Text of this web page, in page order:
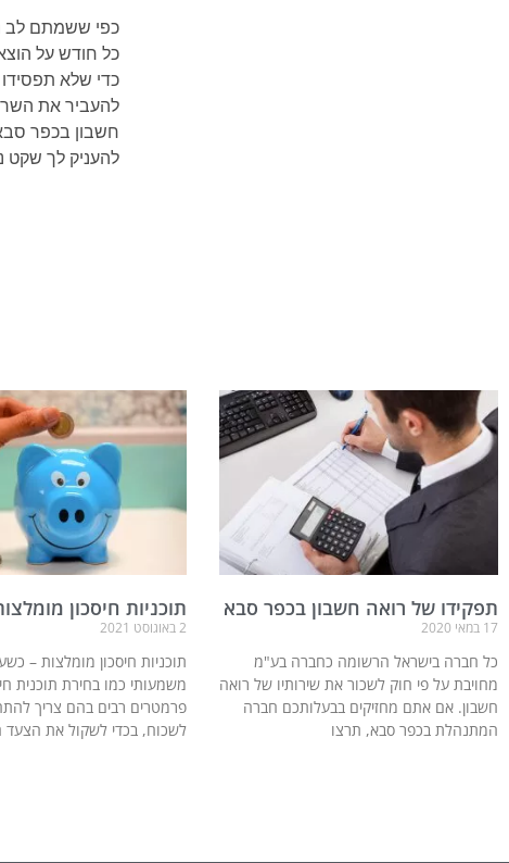
כפי ששמתם לב
כל חודש על
כדי שלא
להעביר את
חשבון בכפר
להעניק לך שקט
תפקידו של רואה חשבון בכפר סבא
17 במאי 2020
כל חברה בישראל הרשומה כחברה בע"מ
מחויבת על פי חוק לשכור את שירותיו של רואה
חשבון. אם אתם מחזיקים בבעלותכם חברה
המתנהלת בכפר סבא, תרצו
תוכניות חיסכון
2 באוגוסט 2021
תוכניות חיסכון מומלצות –
משמעותי כמו בחירת תוכנית
פרמטרים רבים בהם צריך
לשכוח, בכדי לשקול את הצעד